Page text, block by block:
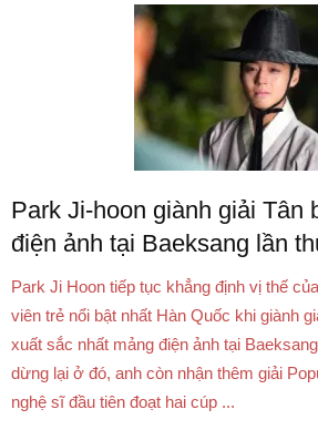
Park Ji-hoon giành giải Tân
điện ảnh tại Baeksang lần
Park Ji Hoon tiếp tục khẳng định vị thế
viên trẻ nổi bật nhất Hàn Quốc khi giành
xuất sắc nhất mảng điện ảnh tại
dừng lại ở đó, anh còn nhận thêm giải
nghệ sĩ đầu tiên đoạt hai cúp ...